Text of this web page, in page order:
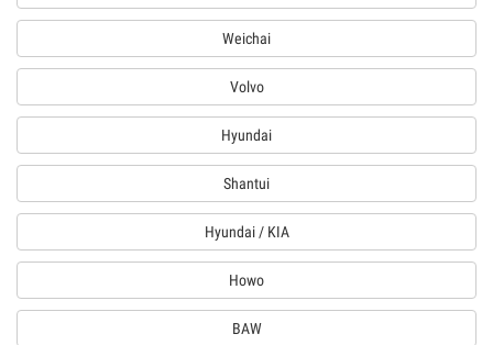
Weichai
Volvo
Hyundai
Shantui
Hyundai / KIA
Howo
BAW